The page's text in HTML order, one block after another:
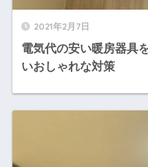
2021年2月7日
電気代の安い暖房器具
いおしゃれな対策